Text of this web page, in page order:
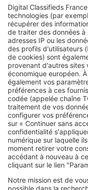
Image
SeLoger c'est aussi